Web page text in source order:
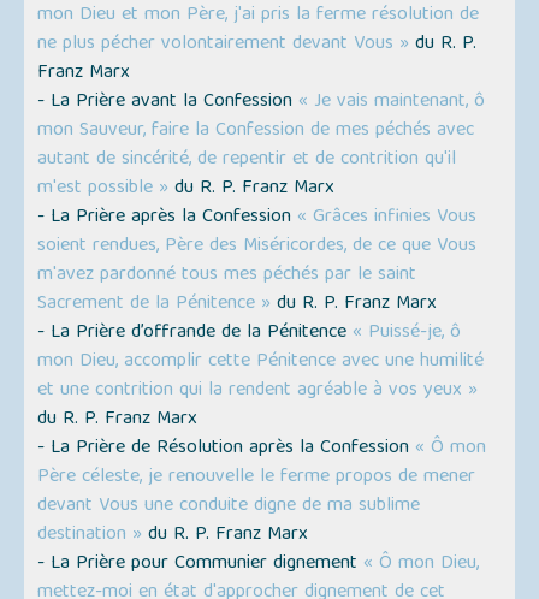
mon Dieu et mon Père, j'ai pris la ferme résolution de
ne plus pécher volontairement devant Vous » du R. P.
Franz Marx
- La Prière avant la Confession « Je vais maintenant, ô
mon Sauveur, faire la Confession de mes péchés avec
autant de sincérité, de repentir et de contrition qu'il
m'est possible » du R. P. Franz Marx
- La Prière après la Confession « Grâces infinies Vous
soient rendues, Père des Miséricordes, de ce que Vous
m'avez pardonné tous mes péchés par le saint
Sacrement de la Pénitence » du R. P. Franz Marx
- La Prière d’offrande de la Pénitence « Puissé-je, ô
mon Dieu, accomplir cette Pénitence avec une humilité
et une contrition qui la rendent agréable à vos yeux »
du R. P. Franz Marx
- La Prière de Résolution après la Confession « Ô mon
Père céleste, je renouvelle le ferme propos de mener
devant Vous une conduite digne de ma sublime
destination » du R. P. Franz Marx
- La Prière pour Communier dignement « Ô mon Dieu,